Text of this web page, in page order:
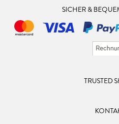
SICHER &
TRUSTED